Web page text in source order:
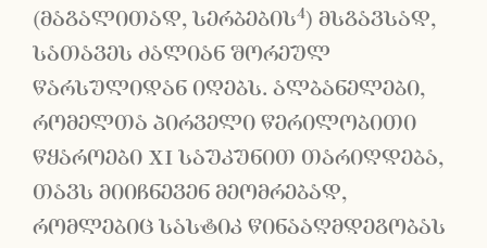
(მაგალითად, სერბების4) მსგავსად,
სათავეს ძალიან შორეულ
წარსულიდან იღებს. ალბანელები,
რომელთა პირველი წერილობითი
წყაროები XI საუკუნით თარიღდება,
თავს მიიჩნევენ მეომრებად,
რომლებიც სასტიკ წინააღმდეგობას